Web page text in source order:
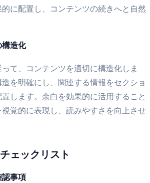
に配置し、コンテンツの続きへと自然
構造化
て、コンテンツを適切に構造化しま
を明確にし、関連する情報をセクショ
します。余白を効果的に活用すること
覚的に表現し、読みやすさを向上させ
ェックリスト
認事項